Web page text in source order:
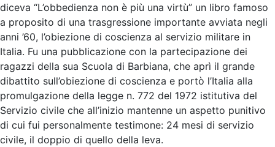
diceva “L’obbedienza non è più una virtù” un libro famoso
a proposito di una trasgressione importante avviata negli
anni ’60, l’obiezione di coscienza al servizio militare in
Italia. Fu una pubblicazione con la partecipazione dei
ragazzi della sua Scuola di Barbiana, che aprì il grande
dibattito sull’obiezione di coscienza e portò l’Italia alla
promulgazione della legge n. 772 del 1972 istitutiva del
Servizio civile che all’inizio mantenne un aspetto punitivo
di cui fui personalmente testimone: 24 mesi di servizio
civile, il doppio di quello della leva.